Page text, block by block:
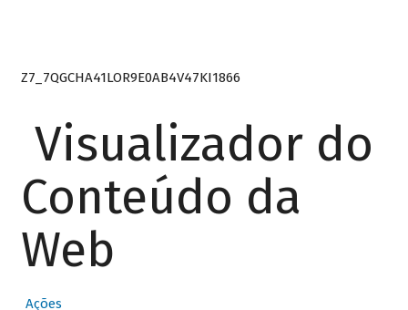
Z7_7QGCHA41LOR9E0AB4V47KI1866
Visualizador do
Conteúdo da
Web
Ações